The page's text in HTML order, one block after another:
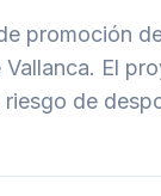
promoción
Vallanca. El
riesgo de